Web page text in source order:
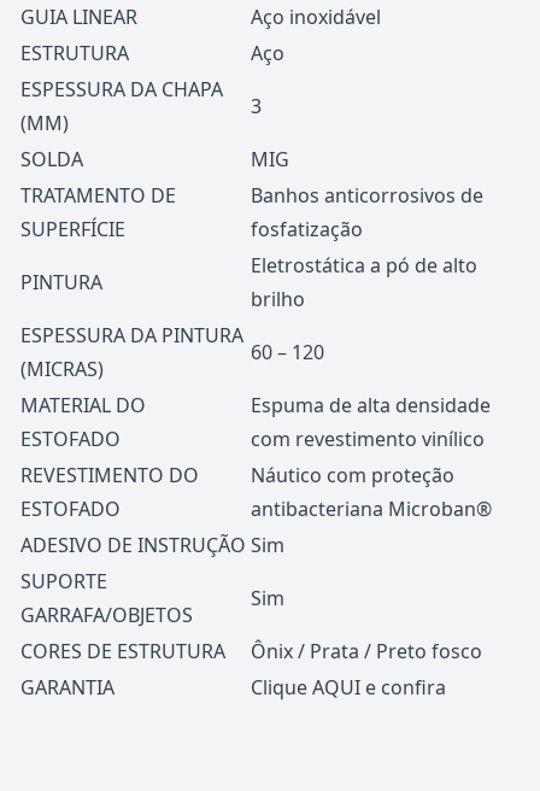
GUIA LINEAR
Aço inoxidável
ESTRUTURA
Aço
ESPESSURA DA CHAPA
(MM)
3
SOLDA
MIG
TRATAMENTO DE
SUPERFÍCIE
Banhos anticorrosivos de
fosfatização
PINTURA
Eletrostática a pó de alto
brilho
ESPESSURA DA PINTURA
(MICRAS)
60 – 120
MATERIAL DO
ESTOFADO
Espuma de alta densidade
com revestimento vinílico
REVESTIMENTO DO
ESTOFADO
Náutico com proteção
antibacteriana Microban®
ADESIVO DE INSTRUÇÃO Sim
SUPORTE
GARRAFA/OBJETOS
Sim
CORES DE ESTRUTURA
Ônix / Prata / Preto fosco
GARANTIA
CliqueAQUI e confira